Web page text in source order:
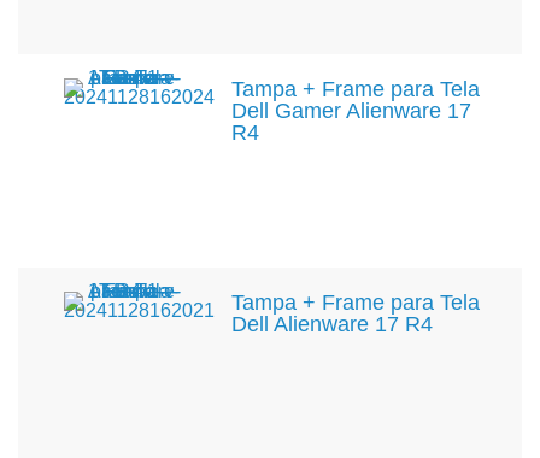
Tampa + Frame para Tela
Dell Gamer Alienware 17
R4
Tampa + Frame para Tela
Dell Alienware 17 R4